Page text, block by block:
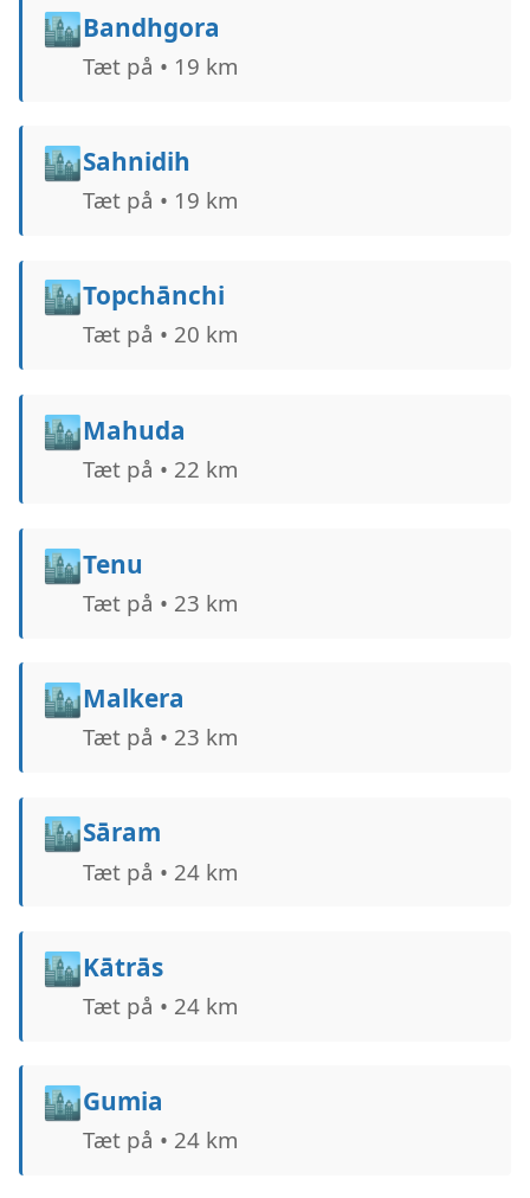
🏙️Bandhgora
Tæt på • 19 km
🏙️Sahnidih
Tæt på • 19 km
🏙️Topchānchi
Tæt på • 20 km
🏙️Mahuda
Tæt på • 22 km
🏙️Tenu
Tæt på • 23 km
🏙️Malkera
Tæt på • 23 km
🏙️Sāram
Tæt på • 24 km
🏙️Kātrās
Tæt på • 24 km
🏙️Gumia
Tæt på • 24 km